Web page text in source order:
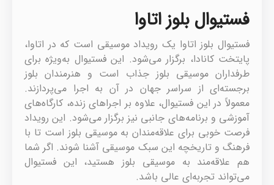
فستیوال بلوز اتاوا
فستیوال بلوز اتاوا یک رویداد موسیقی است که در اتاوا،
پایتخت کانادا، برگزار می‌شود. این فستیوال به‌ویژه برای
طرفداران موسیقی بلوز جذاب است و هنرمندان بلوز
برجسته‌ای از سراسر جهان در آن به اجرا می‌پردازند.
معمولاً در این فستیوال، علاوه بر اجراهای زنده، کارگاه‌های
آموزشی و برنامه‌های جانبی نیز برگزار می‌شود. این رویداد
فرصت خوبی برای علاقه‌مندان به موسیقی بلوز است تا با
فرهنگ و تاریخچه این سبک موسیقی آشنا شوند. اگر شما
هم علاقه‌مند به موسیقی بلوز هستید، این فستیوال
می‌تواند تجربه‌ای عالی باشد.